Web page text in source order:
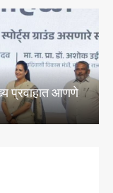
आणि क्लोराइडचे
केल्या चाचण्या